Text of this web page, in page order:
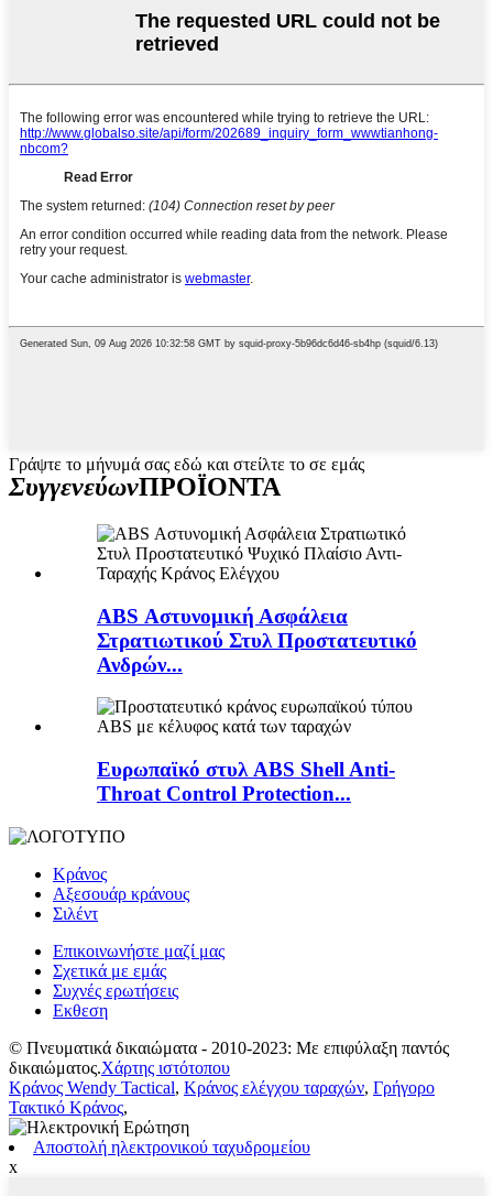
Γράψτε το μήνυμά σας εδώ και στείλτε το σε εμάς
ΣυγγενεύωνΠΡΟΪΟΝΤΑ
ABS Αστυνομική Ασφάλεια
Στρατιωτικού Στυλ Προστατευτικό
Ανδρών...
Ευρωπαϊκό στυλ ABS Shell Anti-
Throat Control Protection...
Κράνος
Αξεσουάρ κράνους
Σιλέντ
Επικοινωνήστε μαζί μας
Σχετικά με εμάς
Συχνές ερωτήσεις
Εκθεση
© Πνευματικά δικαιώματα - 2010-2023: Με επιφύλαξη παντός
δικαιώματος.Χάρτης ιστότοπου
Κράνος Wendy Tactical, Κράνος ελέγχου ταραχών, Γρήγορο
Τακτικό Κράνος,
Αποστολή ηλεκτρονικού ταχυδρομείου
x